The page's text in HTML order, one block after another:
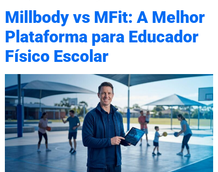
Millbody vs MFit: A Melhor
Plataforma para Educador
Físico Escolar